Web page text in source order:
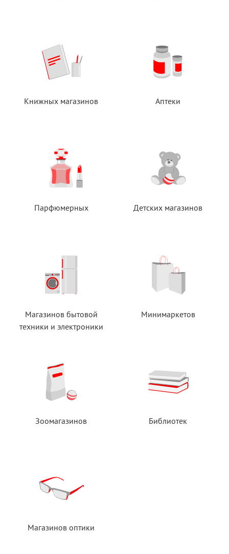
Книжных магазинов Аптеки
Парфюмерных Детских магазинов
Магазинов бытовой
техники и электроники
Минимаркетов
Зоомагазинов Библиотек
Магазинов оптики